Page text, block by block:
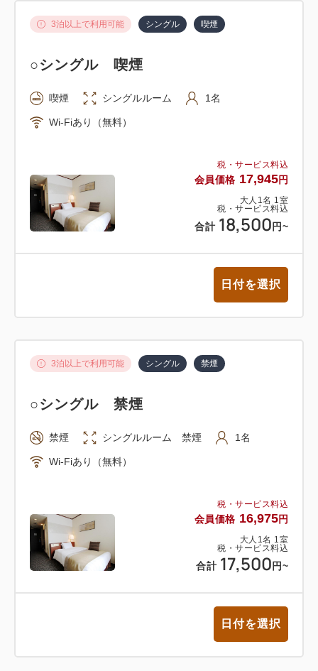
※東京都条例により1人1泊当り宿泊税（10000円～
14999円：100円、15000円～：200円）別途当日ご
※ご宿泊当日、チェックインの際にご宿泊代を前金に
※割引券、割引クーポン等との併用はご容赦願いま
す。
※室数限定でのご用意となりますので、ご予約をいた
だけない場合はご了承ください。
・渋谷駅地下街「出口3a」（SHIBUYA109)から地上
地下鉄東京メトロ（千代田線）「代々木公園駅」下
車 徒歩12分。
小田急線「代々木八幡駅」下車 徒歩12分。
□車の場合
渋谷宇田川町）をご利用いただけます。料金は1泊
税・サービス料込
会員価格 17,945円
大人 1名 1室
税・サービス料込
合計 18,500 円~
3泊以上で利用可能 シングル 喫煙
○シングル 喫煙
喫煙 シングルルーム 1名
Wi-Fiあり（無料）
日付を選択
税・サービス料込
会員価格 16,975円
大人 1名 1室
税・サービス料込
合計 17,500 円~
3泊以上で利用可能 シングル 禁煙
○シングル 禁煙
禁煙 シングルルーム 禁煙 1名
Wi-Fiあり（無料）
日付を選択